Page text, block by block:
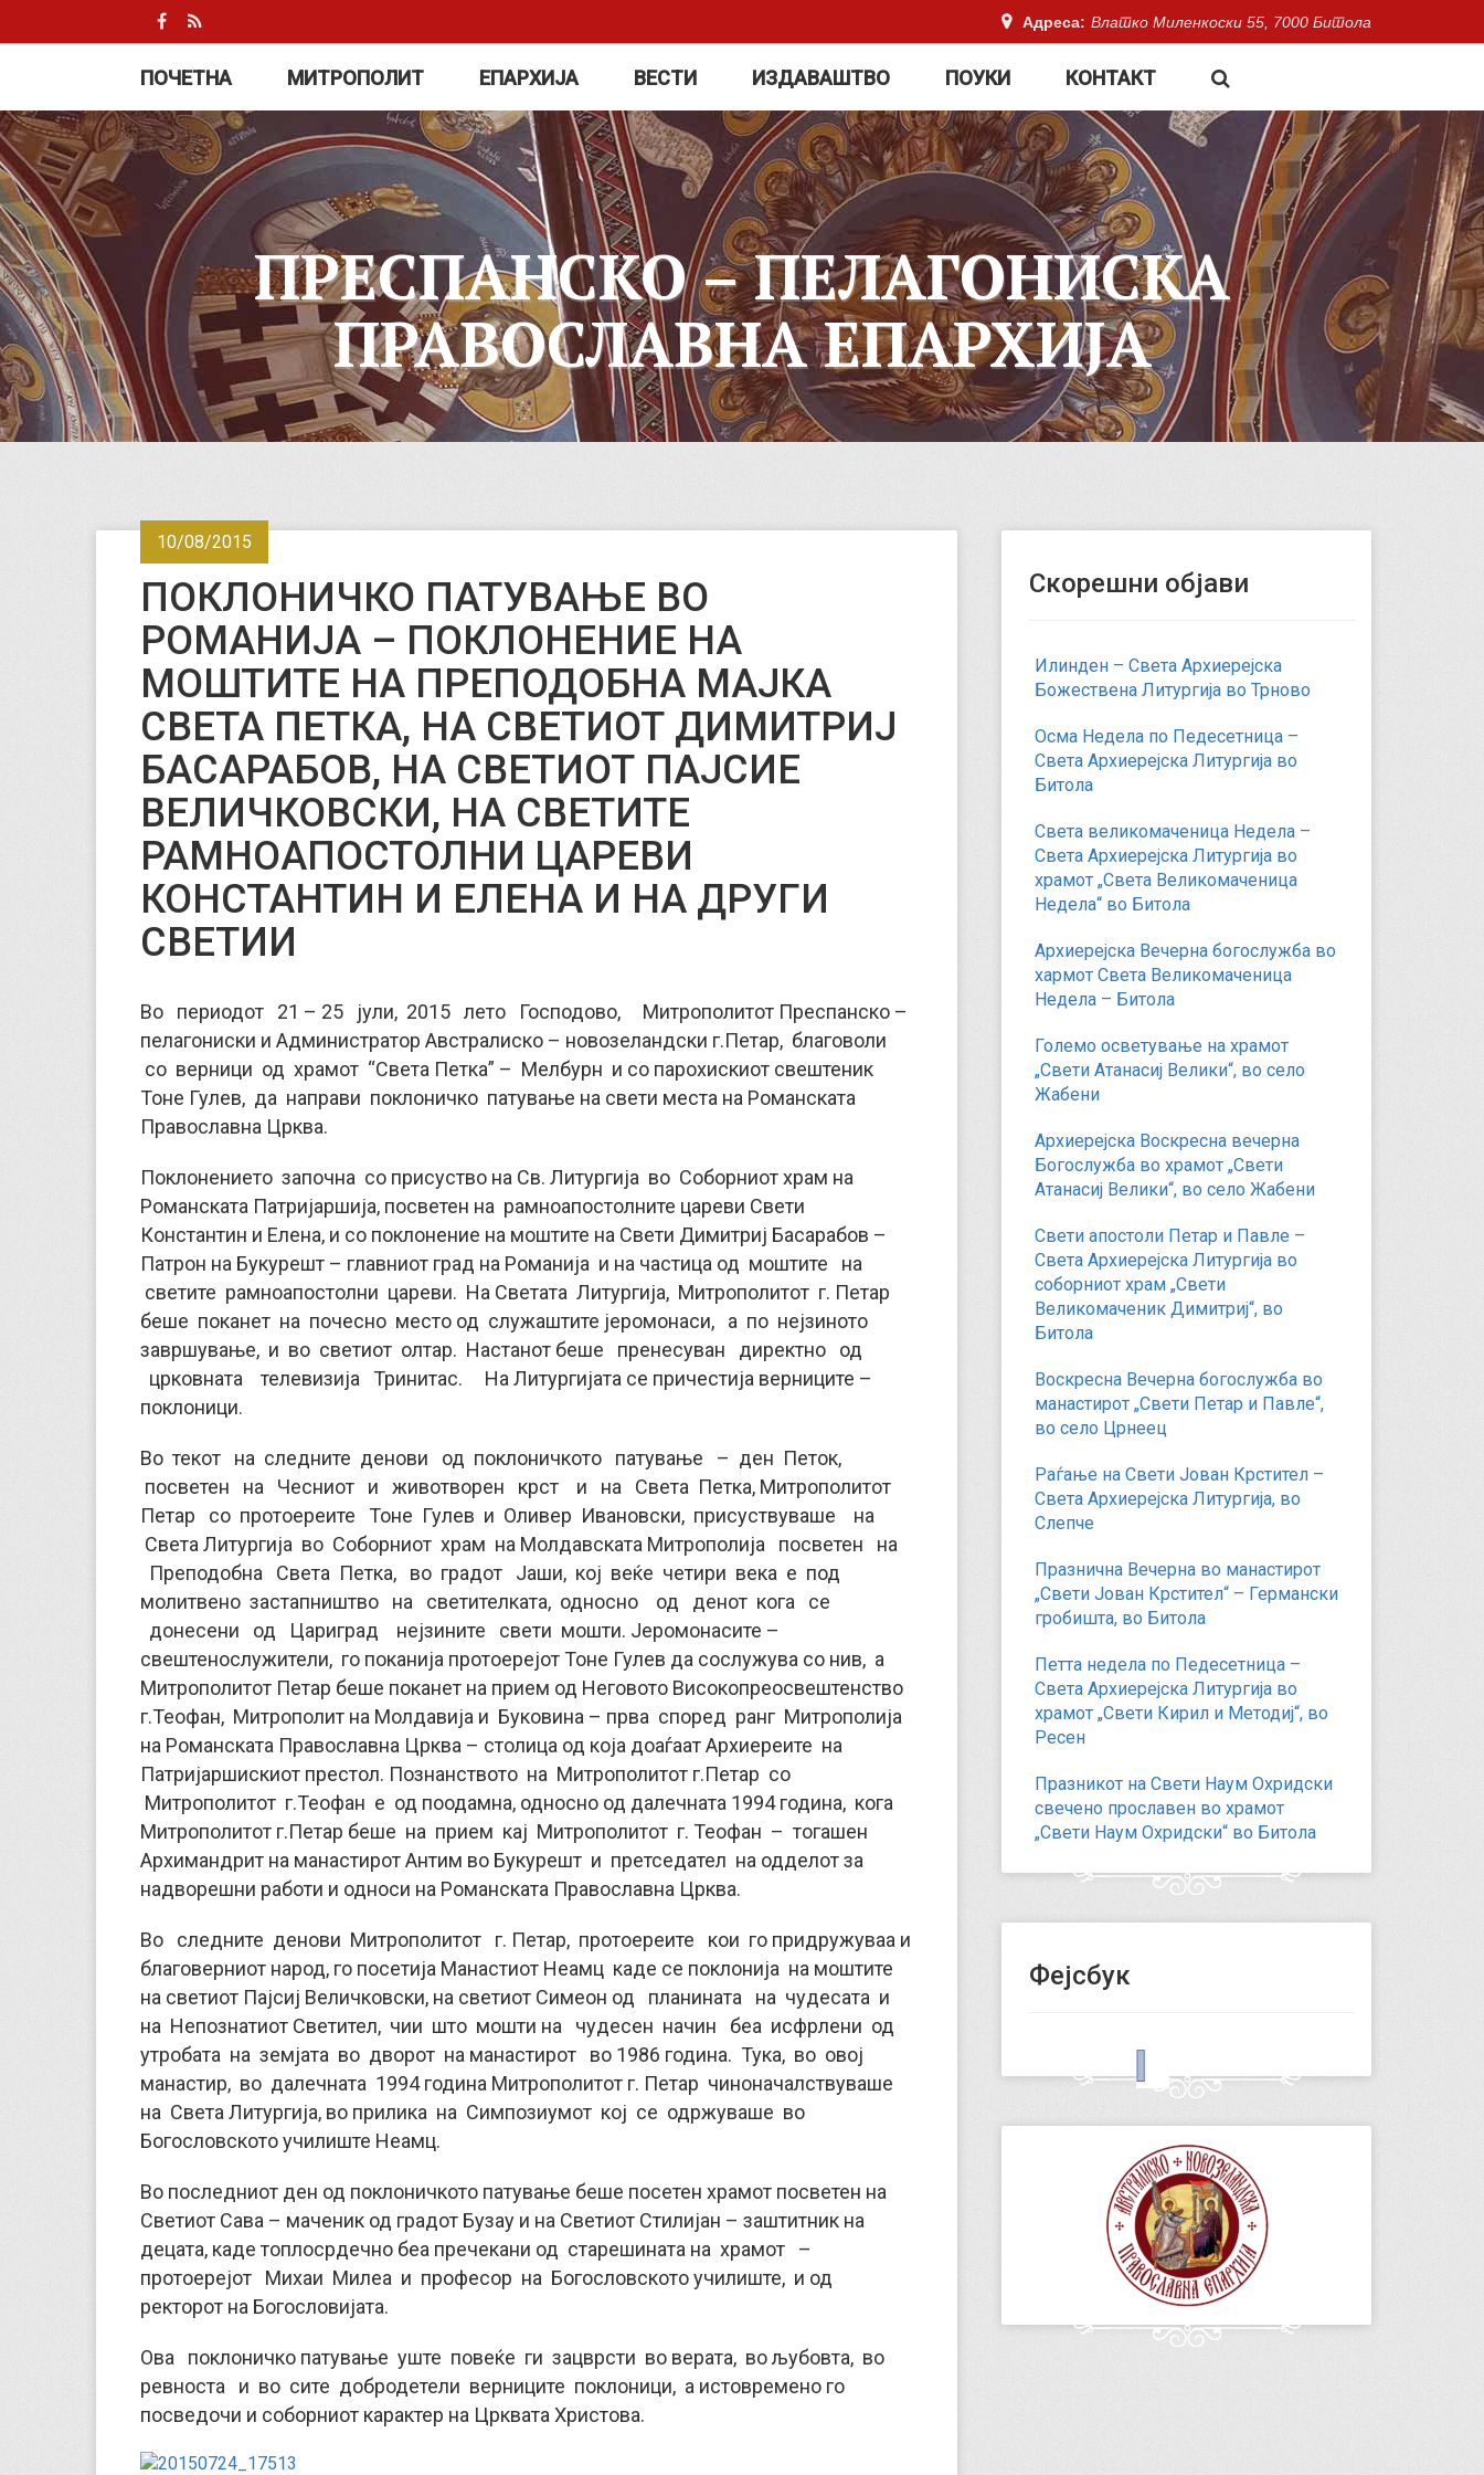
Адреса: Влатко Миленкоски 55, 7000 Битола
ПОЧЕТНА МИТРОПОЛИТ ЕПАРХИЈА ВЕСТИ ИЗДАВАШТВО ПОУКИ КОНТАКТ
ПРЕСПАНСКО – ПЕЛАГОНИСКА
ПРАВОСЛАВНА ЕПАРХИЈА
10/08/2015
ПОКЛОНИЧКО ПАТУВАЊЕ ВО
РОМАНИЈА – ПОКЛОНЕНИЕ НА
МОШТИТЕ НА ПРЕПОДОБНА МАЈКА
СВЕТА ПЕТКА, НА СВЕТИОТ ДИМИТРИЈ
БАСАРАБОВ, НА СВЕТИОТ ПАЈСИЕ
ВЕЛИЧКОВСКИ, НА СВЕТИТЕ
РАМНОАПОСТОЛНИ ЦАРЕВИ
КОНСТАНТИН И ЕЛЕНА И НА ДРУГИ
СВЕТИИ
Во периодот 21 – 25 јули, 2015 лето Господово, Митрополитот Преспанско –
пелагониски и Администратор Австралиско – новозеландски г.Петар, благоволи
со верници од храмот “Света Петка” – Мелбурн и со парохискиот свештеник
Тоне Гулев, да направи поклоничко патување на свети места на Романската
Православна Црква.
Поклонението започна со присуство на Св. Литургија во Соборниот храм на
Романската Патријаршија, посветен на рамноапостолните цареви Свети
Константин и Елена, и со поклонение на моштите на Свети Димитриј Басарабов –
Патрон на Букурешт – главниот град на Романија и на частица од моштите на
светите рамноапостолни цареви. На Светата Литургија, Митрополитот г. Петар
беше поканет на почесно место од служаштите јеромонаси, а по нејзиното
завршување, и во светиот олтар. Настанот беше пренесуван директно од
црковната телевизија Тринитас. На Литургијата се причестија верниците –
поклоници.
Во текот на следните денови од поклоничкото патување – ден Петок,
посветен на Чесниот и животворен крст и на Света Петка, Митрополитот
Петар со протоереите Тоне Гулев и Оливер Ивановски, присуствуваше на
Света Литургија во Соборниот храм на Молдавската Митрополија посветен на
Преподобна Света Петка, во градот Јаши, кој веќе четири века е под
молитвено застапништво на светителката, односно од денот кога се
донесени од Цариград нејзините свети мошти. Јеромонасите –
свештенослужители, го поканија протоерејот Тоне Гулев да сослужува со нив, а
Митрополитот Петар беше поканет на прием од Неговото Високопреосвештенство
г.Теофан, Митрополит на Молдавија и Буковина – прва според ранг Митрополија
на Романската Православна Црква – столица од која доаѓаат Архиереите на
Патријаршискиот престол. Познанството на Митрополитот г.Петар со
Митрополитот г.Теофан е од поодамна, односно од далечната 1994 година, кога
Митрополитот г.Петар беше на прием кај Митрополитот г. Теофан – тогашен
Архимандрит на манастирот Антим во Букурешт и претседател на одделот за
надворешни работи и односи на Романската Православна Црква.
Во следните денови Митрополитот г. Петар, протоереите кои го придружуваа и
благоверниот народ, го посетија Манастиот Неамц каде се поклонија на моштите
на светиот Пајсиј Величковски, на светиот Симеон од планината на чудесата и
на Непознатиот Светител, чии што мошти на чудесен начин беа исфрлени од
утробата на земјата во дворот на манастирот во 1986 година. Тука, во овој
манастир, во далечната 1994 година Митрополитот г. Петар чиноначалствуваше
на Света Литургија, во прилика на Симпозиумот кој се одржуваше во
Богословското училиште Неамц.
Во последниот ден од поклоничкото патување беше посетен храмот посветен на
Светиот Сава – маченик од градот Бузау и на Светиот Стилијан – заштитник на
децата, каде топлосрдечно беа пречекани од старешината на храмот –
протоерејот Михаи Милеа и професор на Богословското училиште, и од
ректорот на Богословијата.
Ова поклоничко патување уште повеќе ги зацврсти во верата, во љубовта, во
ревноста и во сите добродетели верниците поклоници, а истовремено го
посведочи и соборниот карактер на Црквата Христова.
Скорешни објави
Илинден – Света Архиерејска
Божествена Литургија во Трново
Осма Недела по Педесетница –
Света Архиерејска Литургија во
Битола
Света великомаченица Недела –
Света Архиерејска Литургија во
храмот „Света Великомаченица
Недела“ во Битола
Архиерејска Вечерна богослужба во
хармот Света Великомаченица
Недела – Битола
Големо осветување на храмот
„Свети Атанасиј Велики“, во село
Жабени
Архиерејска Воскресна вечерна
Богослужба во храмот „Свети
Атанасиј Велики“, во село Жабени
Свети апостоли Петар и Павле –
Света Архиерејска Литургија во
соборниот храм „Свети
Великомаченик Димитриј“, во
Битола
Воскресна Вечерна богослужба во
манастирот „Свети Петар и Павле“,
во село Црнеец
Раѓање на Свети Јован Крстител –
Света Архиерејска Литургија, во
Слепче
Празнична Вечерна во манастирот
„Свети Јован Крстител“ – Германски
гробишта, во Битола
Петта недела по Педесетница –
Света Архиерејска Литургија во
храмот „Свети Кирил и Методиј“, во
Ресен
Празникот на Свети Наум Охридски
свечено прославен во храмот
„Свети Наум Охридски“ во Битола
Фејсбук